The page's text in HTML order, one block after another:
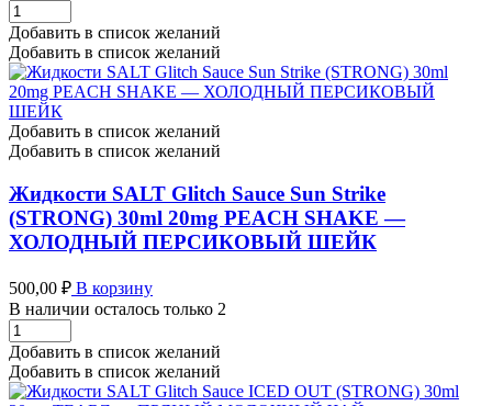
количество
Жидкости
SALT
Glitch
Sauce
ICED
OUT
(STRONG)
30ml
20mg
LA
FESTA
-
ЗАМОРОЖЕННЫЙ
С
ЯГОДАМИ
количество
Добавить в список желаний
Добавить в список желаний
Добавить в список желаний
Добавить в список желаний
Жидкости SALT Glitch Sauce Sun Strike
(STRONG) 30ml 20mg PEACH SHAKE —
ХОЛОДНЫЙ ПЕРСИКОВЫЙ ШЕЙК
500,00 ₽ В корзину
В наличии осталось только 2
Жидкости
SALT
Glitch
Sauce
Добавить в список желаний
Добавить в список желаний